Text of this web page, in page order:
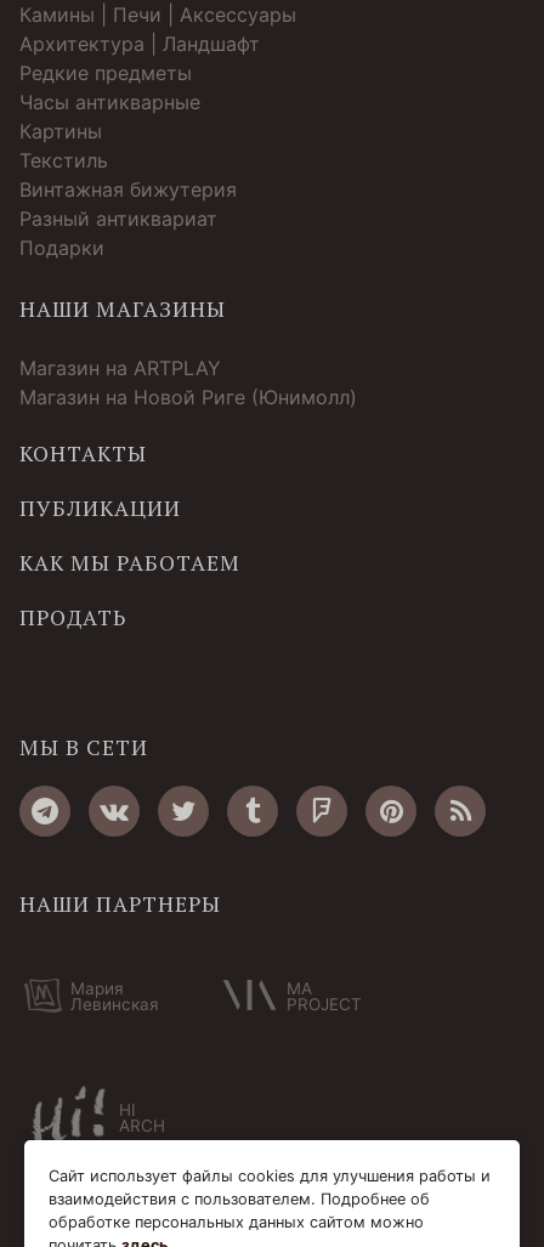
Камины | Печи | Аксессуары
Архитектура | Ландшафт
Редкие предметы
Часы антикварные
Картины
Текстиль
Винтажная бижутерия
Разный антиквариат
Подарки
НАШИ МАГАЗИНЫ
Магазин на ARTPLAY
Магазин на Новой Риге (Юнимолл)
КОНТАКТЫ
ПУБЛИКАЦИИ
КАК МЫ РАБОТАЕМ
ПРОДАТЬ
МЫ В СЕТИ
НАШИ ПАРТНЕРЫ
Мария
Левинская
MA
PROJECT
HI
ARCH
Сайт использует файлы cookies для улучшения работы и
взаимодействия с пользователем. Подробнее об
обработке персональных данных сайтом можно